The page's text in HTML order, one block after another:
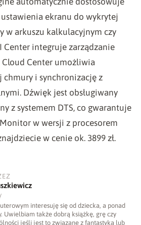
ekranu do wykrytej
w arkuszu kalkulacyjnym czy
Center integruje zarządzanie
Cloud Center umożliwia
i synchronizację z
Dźwięk jest obsługiwany
z systemem DTS, co gwarantuje
w wersji z procesorem
w cenie ok. 3899 zł.
interesuję się od dziecka, a ponad
Uwielbiam także dobrą książkę, grę czy
jeśli jest to związane z fantastyką lub